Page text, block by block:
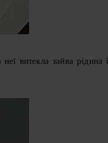
витекла зайва рідина і